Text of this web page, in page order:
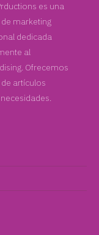
es una
marketing
dedicada
al
Ofrecemos
artículos